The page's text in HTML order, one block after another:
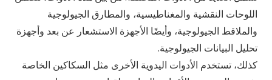
اللوحات النقشية والمغناطيسية، والمطارق الجيولوجية
والملاقط الجيولوجية، وأيضًا الأجهزة الاستشعار عن بعد وأجهزة
تحليل البيانات الجيولوجية.
كذلك، تستخدم الأدوات اليدوية الأخرى مثل السكاكين الخاصة